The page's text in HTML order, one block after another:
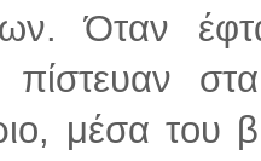
Όταν
μέσα του